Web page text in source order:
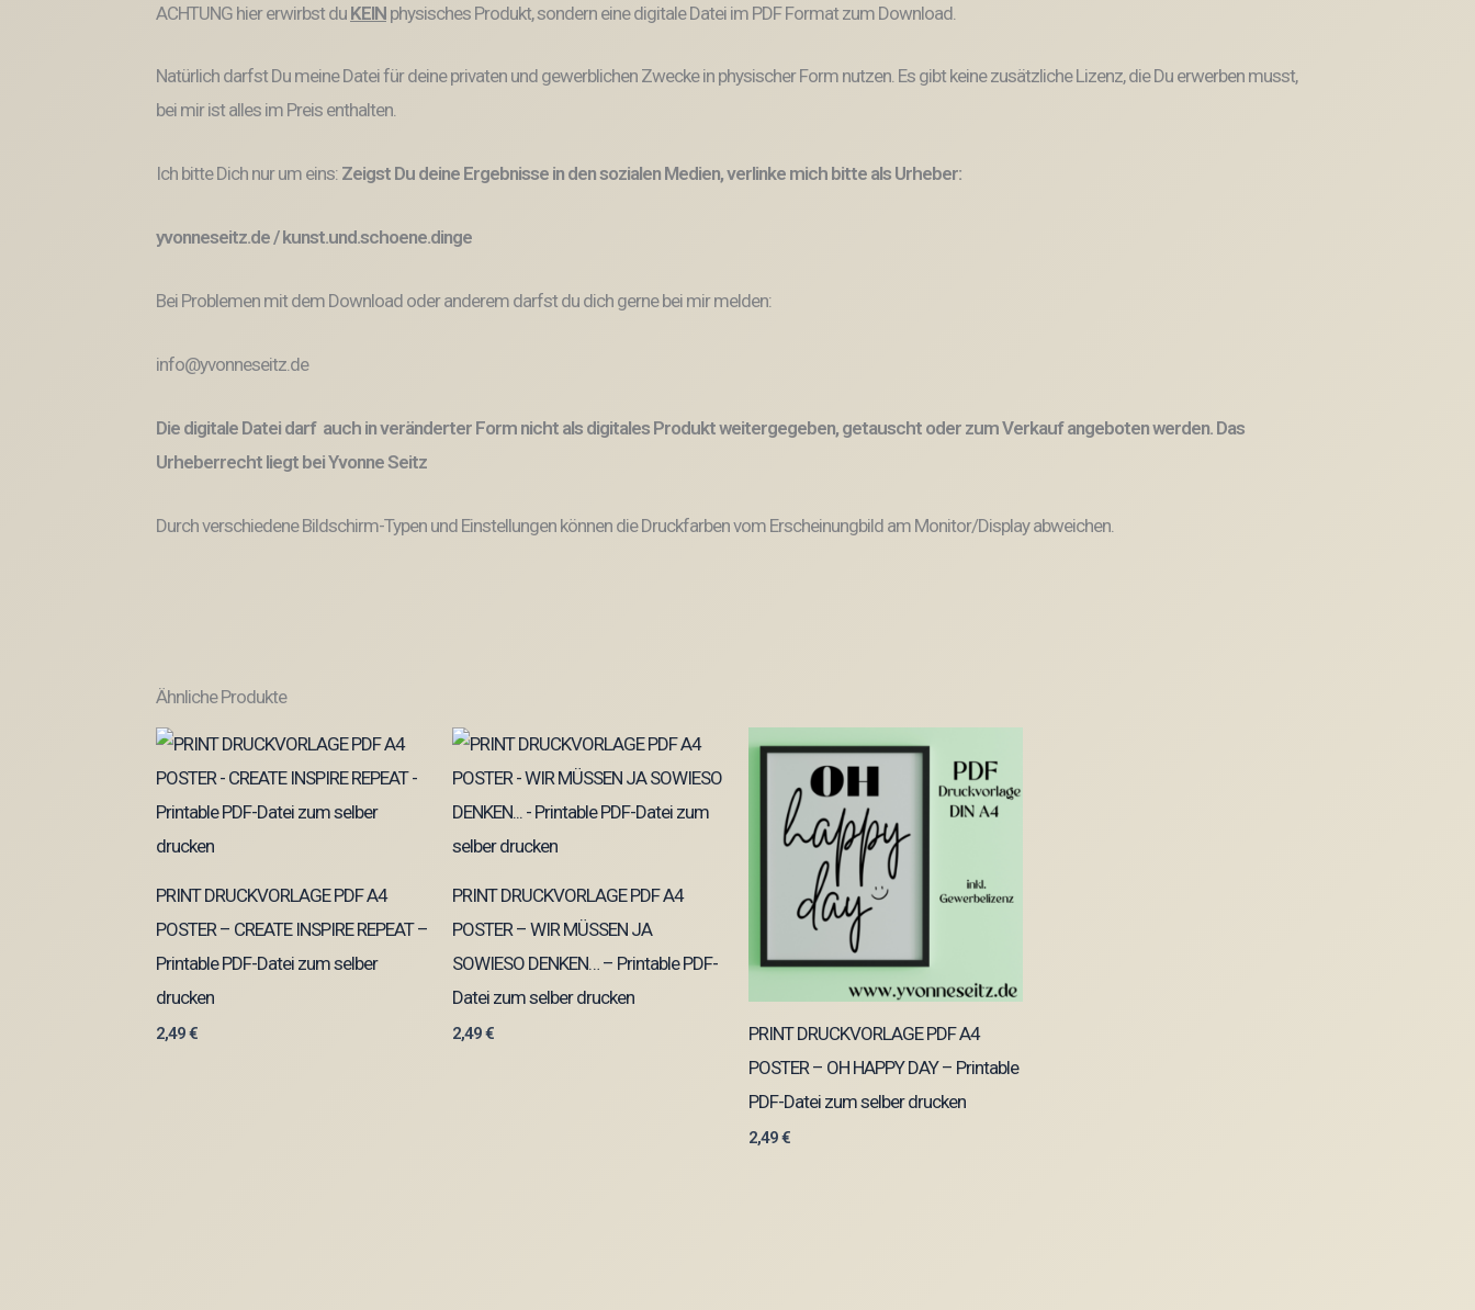
ACHTUNG hier erwirbst du KEIN physisches Produkt, sondern eine digitale Datei im PDF Format zum Download.
Natürlich darfst Du meine Datei für deine privaten und gewerblichen Zweckein physischer Form nutzen. Es gibt keinezusätzliche Lizenz, die Du erwerben musst,
bei mir ist alles im Preis enthalten.
Ich bitte Dich nur um eins: Zeigst Du deine Ergebnisse in den sozialen Medien, verlinke mich bitte als Urheber:
yvonneseitz.de / kunst.und.schoene.dinge
Bei Problemen mit dem Download oder anderem darfst du dich gerne bei mir melden:
info@yvonneseitz.de
Die digitale Datei darf auch in veränderter Form nicht als digitales Produkt weitergegeben, getauscht oder zum Verkauf angeboten werden. Das
Urheberrecht liegt bei Yvonne Seitz
Durch verschiedene Bildschirm-Typen und Einstellungen können die Druckfarben vom Erscheinungbild am Monitor/Display abweichen.
Ähnliche Produkte
PRINT DRUCKVORLAGE PDF A4
POSTER – CREATE INSPIRE REPEAT –
Printable PDF-Datei zum selber
drucken
2,49€
PRINT DRUCKVORLAGE PDF A4
POSTER – WIR MÜSSEN JA
SOWIESO DENKEN… – Printable PDF-
Datei zum selber drucken
2,49€
PRINT DRUCKVORLAGE PDF A4
POSTER – OH HAPPY DAY – Printable
PDF-Datei zum selber drucken
2,49€